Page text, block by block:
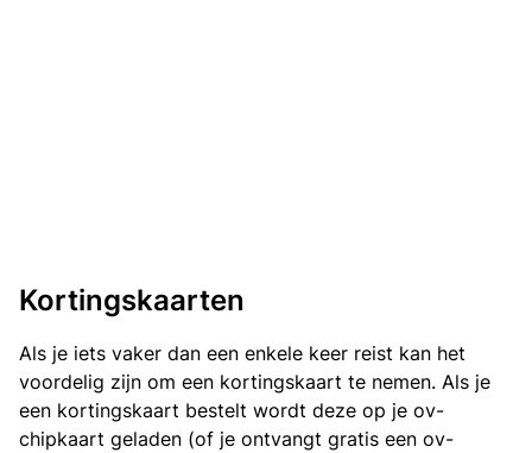
Kortingskaarten
Als je iets vaker dan een enkele keer reist kan het
voordelig zijn om een kortingskaart te nemen. Als je
een kortingskaart bestelt wordt deze op je ov-
chipkaart geladen (of je ontvangt gratis een ov-